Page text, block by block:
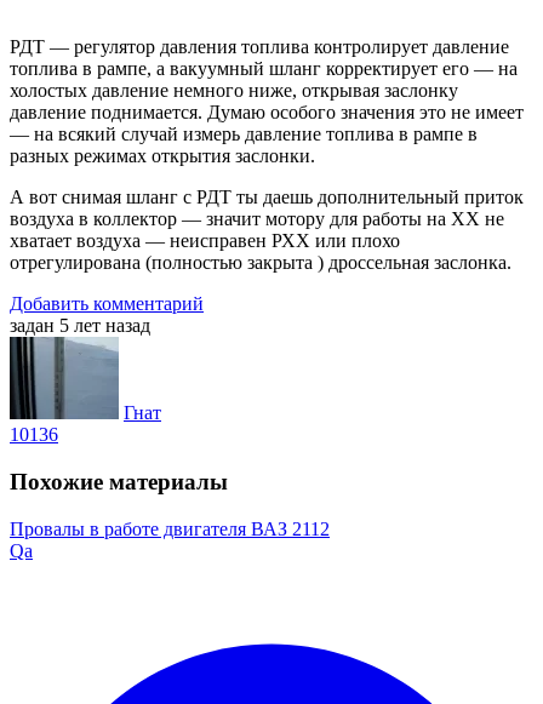
РДТ — регулятор давления топлива контролирует давление
топлива в рампе, а вакуумный шланг корректирует его — на
холостых давление немного ниже, открывая заслонку
давление поднимается. Думаю особого значения это не имеет
— на всякий случай измерь давление топлива в рампе в
разных режимах открытия заслонки.
А вот снимая шланг с РДТ ты даешь дополнительный приток
воздуха в коллектор — значит мотору для работы на ХХ не
хватает воздуха — неисправен РХХ или плохо
отрегулирована (полностью закрыта ) дроссельная заслонка.
Добавить комментарий
задан 5 лет назад
Гнат
10136
Похожие материалы
Провалы в работе двигателя ВАЗ 2112
Qa